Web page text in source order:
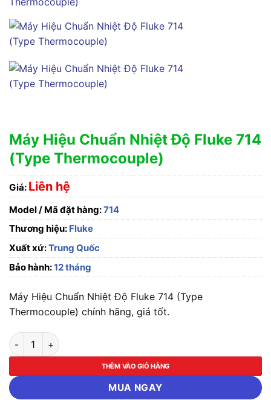
Máy Hiệu Chuẩn Nhiệt Độ Fluke 714
(Type Thermocouple)
Giá: Liên hệ
Model / Mã đặt hàng:714
Thương hiệu: Fluke
Xuất xứ:Trung Quốc
Bảo hành:12 tháng
Máy Hiệu Chuẩn Nhiệt Độ Fluke 714 (Type
Thermocouple) chính hãng, giá tốt.
Máy Hiệu Chuẩn Nhiệt Độ Fluke 714 (Type Thermocouple) số
THÊM VÀO GIỎ HÀNG
MUA NGAY